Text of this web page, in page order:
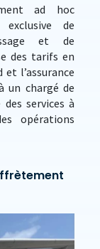
ad hoc
de
et de
des tarifs en
l’assurance
un chargé de
services à
opérations